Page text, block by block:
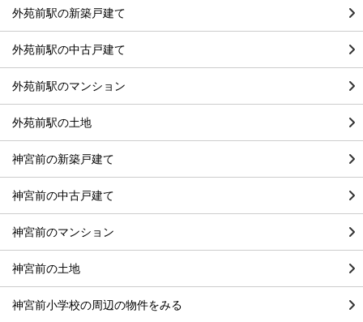
外苑前駅の新築戸建て
外苑前駅の中古戸建て
外苑前駅のマンション
外苑前駅の土地
神宮前の新築戸建て
神宮前の中古戸建て
神宮前のマンション
神宮前の土地
神宮前小学校の周辺の物件をみる